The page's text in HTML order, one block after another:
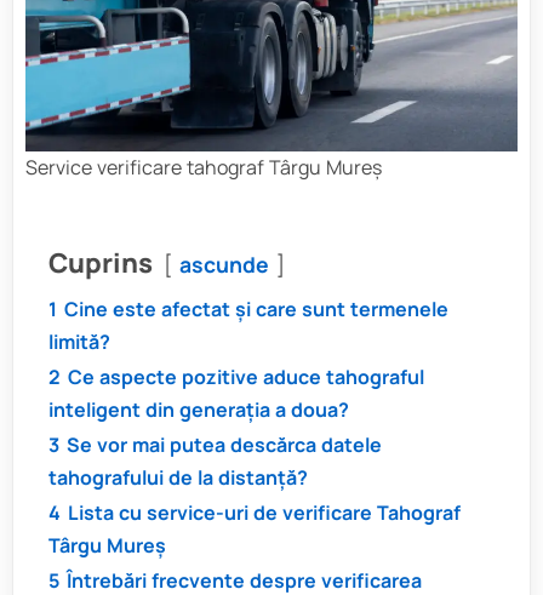
Service verificare tahograf Târgu Mureș
Cuprins ascunde
1 Cine este afectat și care sunt termenele
limită?
2 Ce aspecte pozitive aduce tahograful
inteligent din generația a doua?
3 Se vor mai putea descărca datele
tahografului de la distanță?
4 Lista cu service-uri de verificare Tahograf
Târgu Mureș
5 Întrebări frecvente despre verificarea